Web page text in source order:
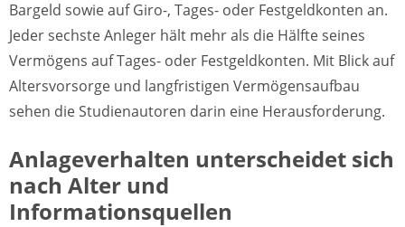
Bargeld sowie auf Giro-, Tages- oder Festgeldkonten an.
Jeder sechste Anleger hält mehr als die Hälfte seines
Vermögens auf Tages- oder Festgeldkonten. Mit Blick auf
Altersvorsorge und langfristigen Vermögensaufbau
sehen die Studienautoren darin eine Herausforderung.
Anlageverhalten unterscheidet sich
nach Alter und
Informationsquellen